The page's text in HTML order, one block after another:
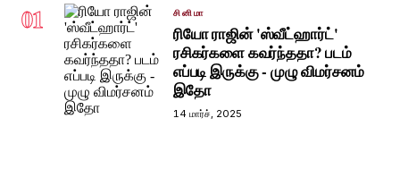
01 சினிமா
ரியோ ராஜின் 'ஸ்வீட்ஹார்ட்'
ரசிகர்களை கவர்ந்ததா? படம்
எப்படி இருக்கு - முழு விமர்சனம்
இதோ
14 மார்ச், 2025